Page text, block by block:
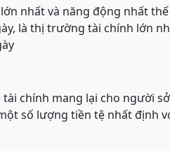
nhất và năng động nhất
là thị trường tài chính lớn
chính mang lại cho người
số lượng tiền tệ nhất định